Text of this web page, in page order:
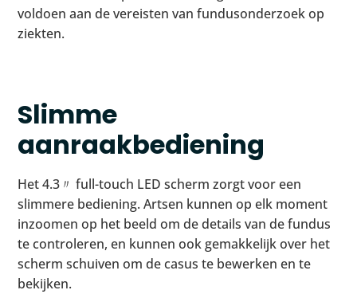
voldoen aan de vereisten van fundusonderzoek op
ziekten.
Slimme
aanraakbediening
Het 4.3〃 full-touch LED scherm zorgt voor een
slimmere bediening. Artsen kunnen op elk moment
inzoomen op het beeld om de details van de fundus
te controleren, en kunnen ook gemakkelijk over het
scherm schuiven om de casus te bewerken en te
bekijken.